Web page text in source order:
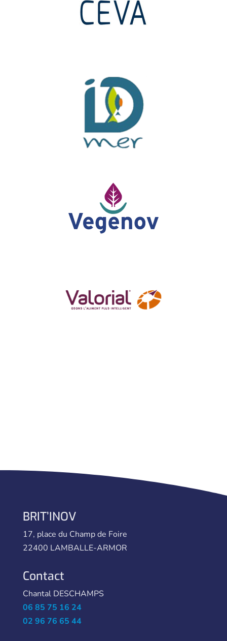
BRIT’INOV
17, place du Champ de Foire
22400 LAMBALLE-ARMOR
Contact
Chantal DESCHAMPS
06 85 75 16 24
02 96 76 65 44